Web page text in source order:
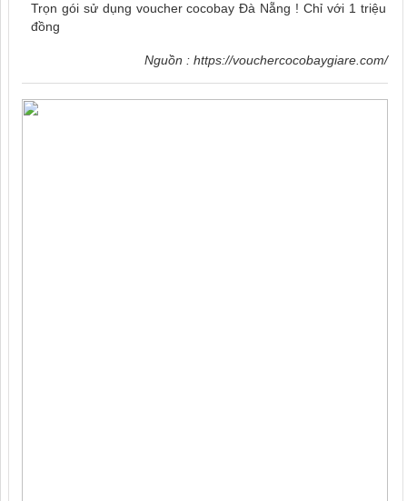
Trọn gói sử dụng voucher cocobay Đà Nẵng ! Chỉ với 1 triệu
đồng
Nguồn : https://vouchercocobaygiare.com/